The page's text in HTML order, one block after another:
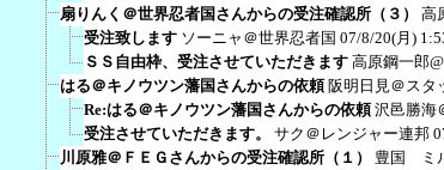
扇りんく＠世界忍者国さんからの受注確認所（３）
高
受注致します ソーニャ＠世界忍者国 07/8/20(月)
ＳＳ自由枠、受注させていただきます 高原鋼一郎
はる＠キノウツン藩国さんからの依頼 阪明日見＠スタ
Re:はる＠キノウツン藩国さんからの依頼 沢邑勝海
受注させていただきます。
サク＠レンジャー連邦
川原雅＠ＦＥＧさんからの受注確認所（１）
豊国 ミ